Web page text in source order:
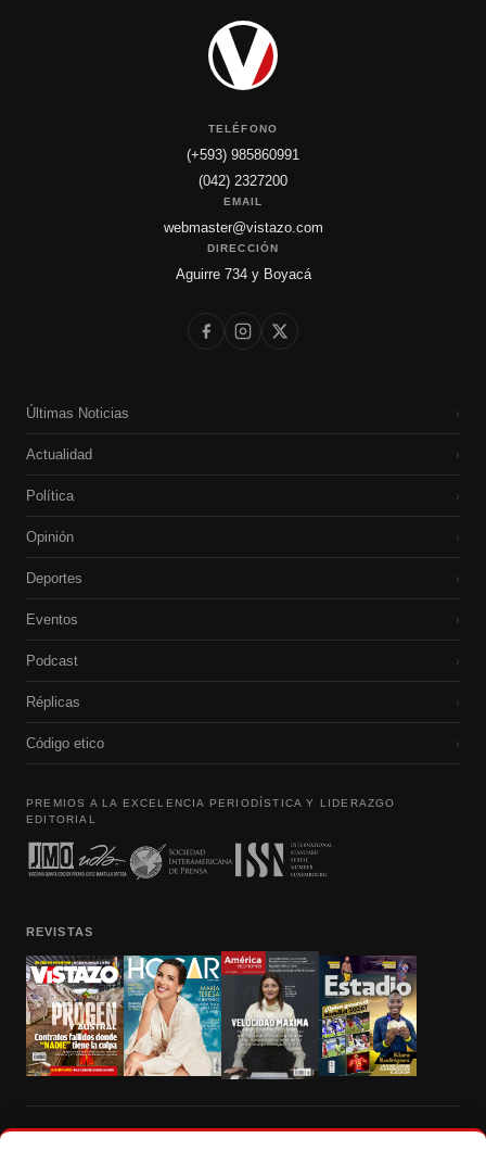
TELÉFONO
(+593) 985860991
(042) 2327200
EMAIL
webmaster@vistazo.com
DIRECCIÓN
Aguirre 734 y Boyacá
Últimas Noticias ›
Actualidad ›
Política ›
Opinión ›
Deportes ›
Eventos ›
Podcast ›
Réplicas ›
Código etico ›
PREMIOS A LA EXCELENCIA PERIODÍSTICA Y LIDERAZGO
EDITORIAL
REVISTAS